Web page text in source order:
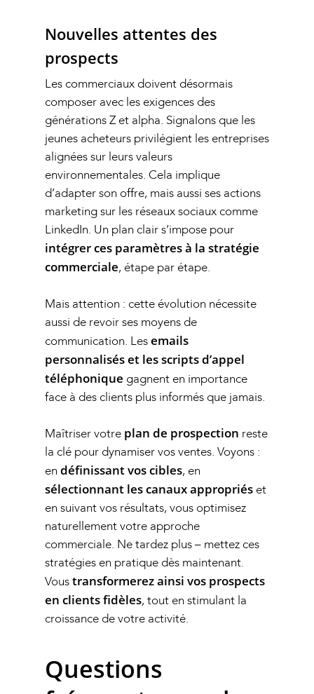
Nouvelles attentes des
prospects
Les commerciaux doivent désormais
composer avec les exigences des
générations Z et alpha. Signalons que les
jeunes acheteurs privilégient les entreprises
alignées sur leurs valeurs
environnementales. Cela implique
d’adapter son offre, mais aussi ses actions
marketing sur les réseaux sociaux comme
LinkedIn. Un plan clair s’impose pour
intégrer ces paramètres à la stratégie
commerciale, étape par étape.
Mais attention : cette évolution nécessite
aussi de revoir ses moyens de
communication. Lesemails
personnalisés et les scripts d’appel
téléphonique gagnent en importance
face à des clients plus informés que jamais.
Maîtriser votre plan de prospection reste
la clé pour dynamiser vos ventes. Voyons :
endéfinissant vos cibles, en
sélectionnant les canaux appropriés et
en suivant vos résultats, vous optimisez
naturellement votre approche
commerciale. Ne tardez plus – mettez ces
stratégies en pratique dès maintenant.
Voustransformerez ainsi vos prospects
en clients fidèles, tout en stimulant la
croissance de votre activité.
Questions